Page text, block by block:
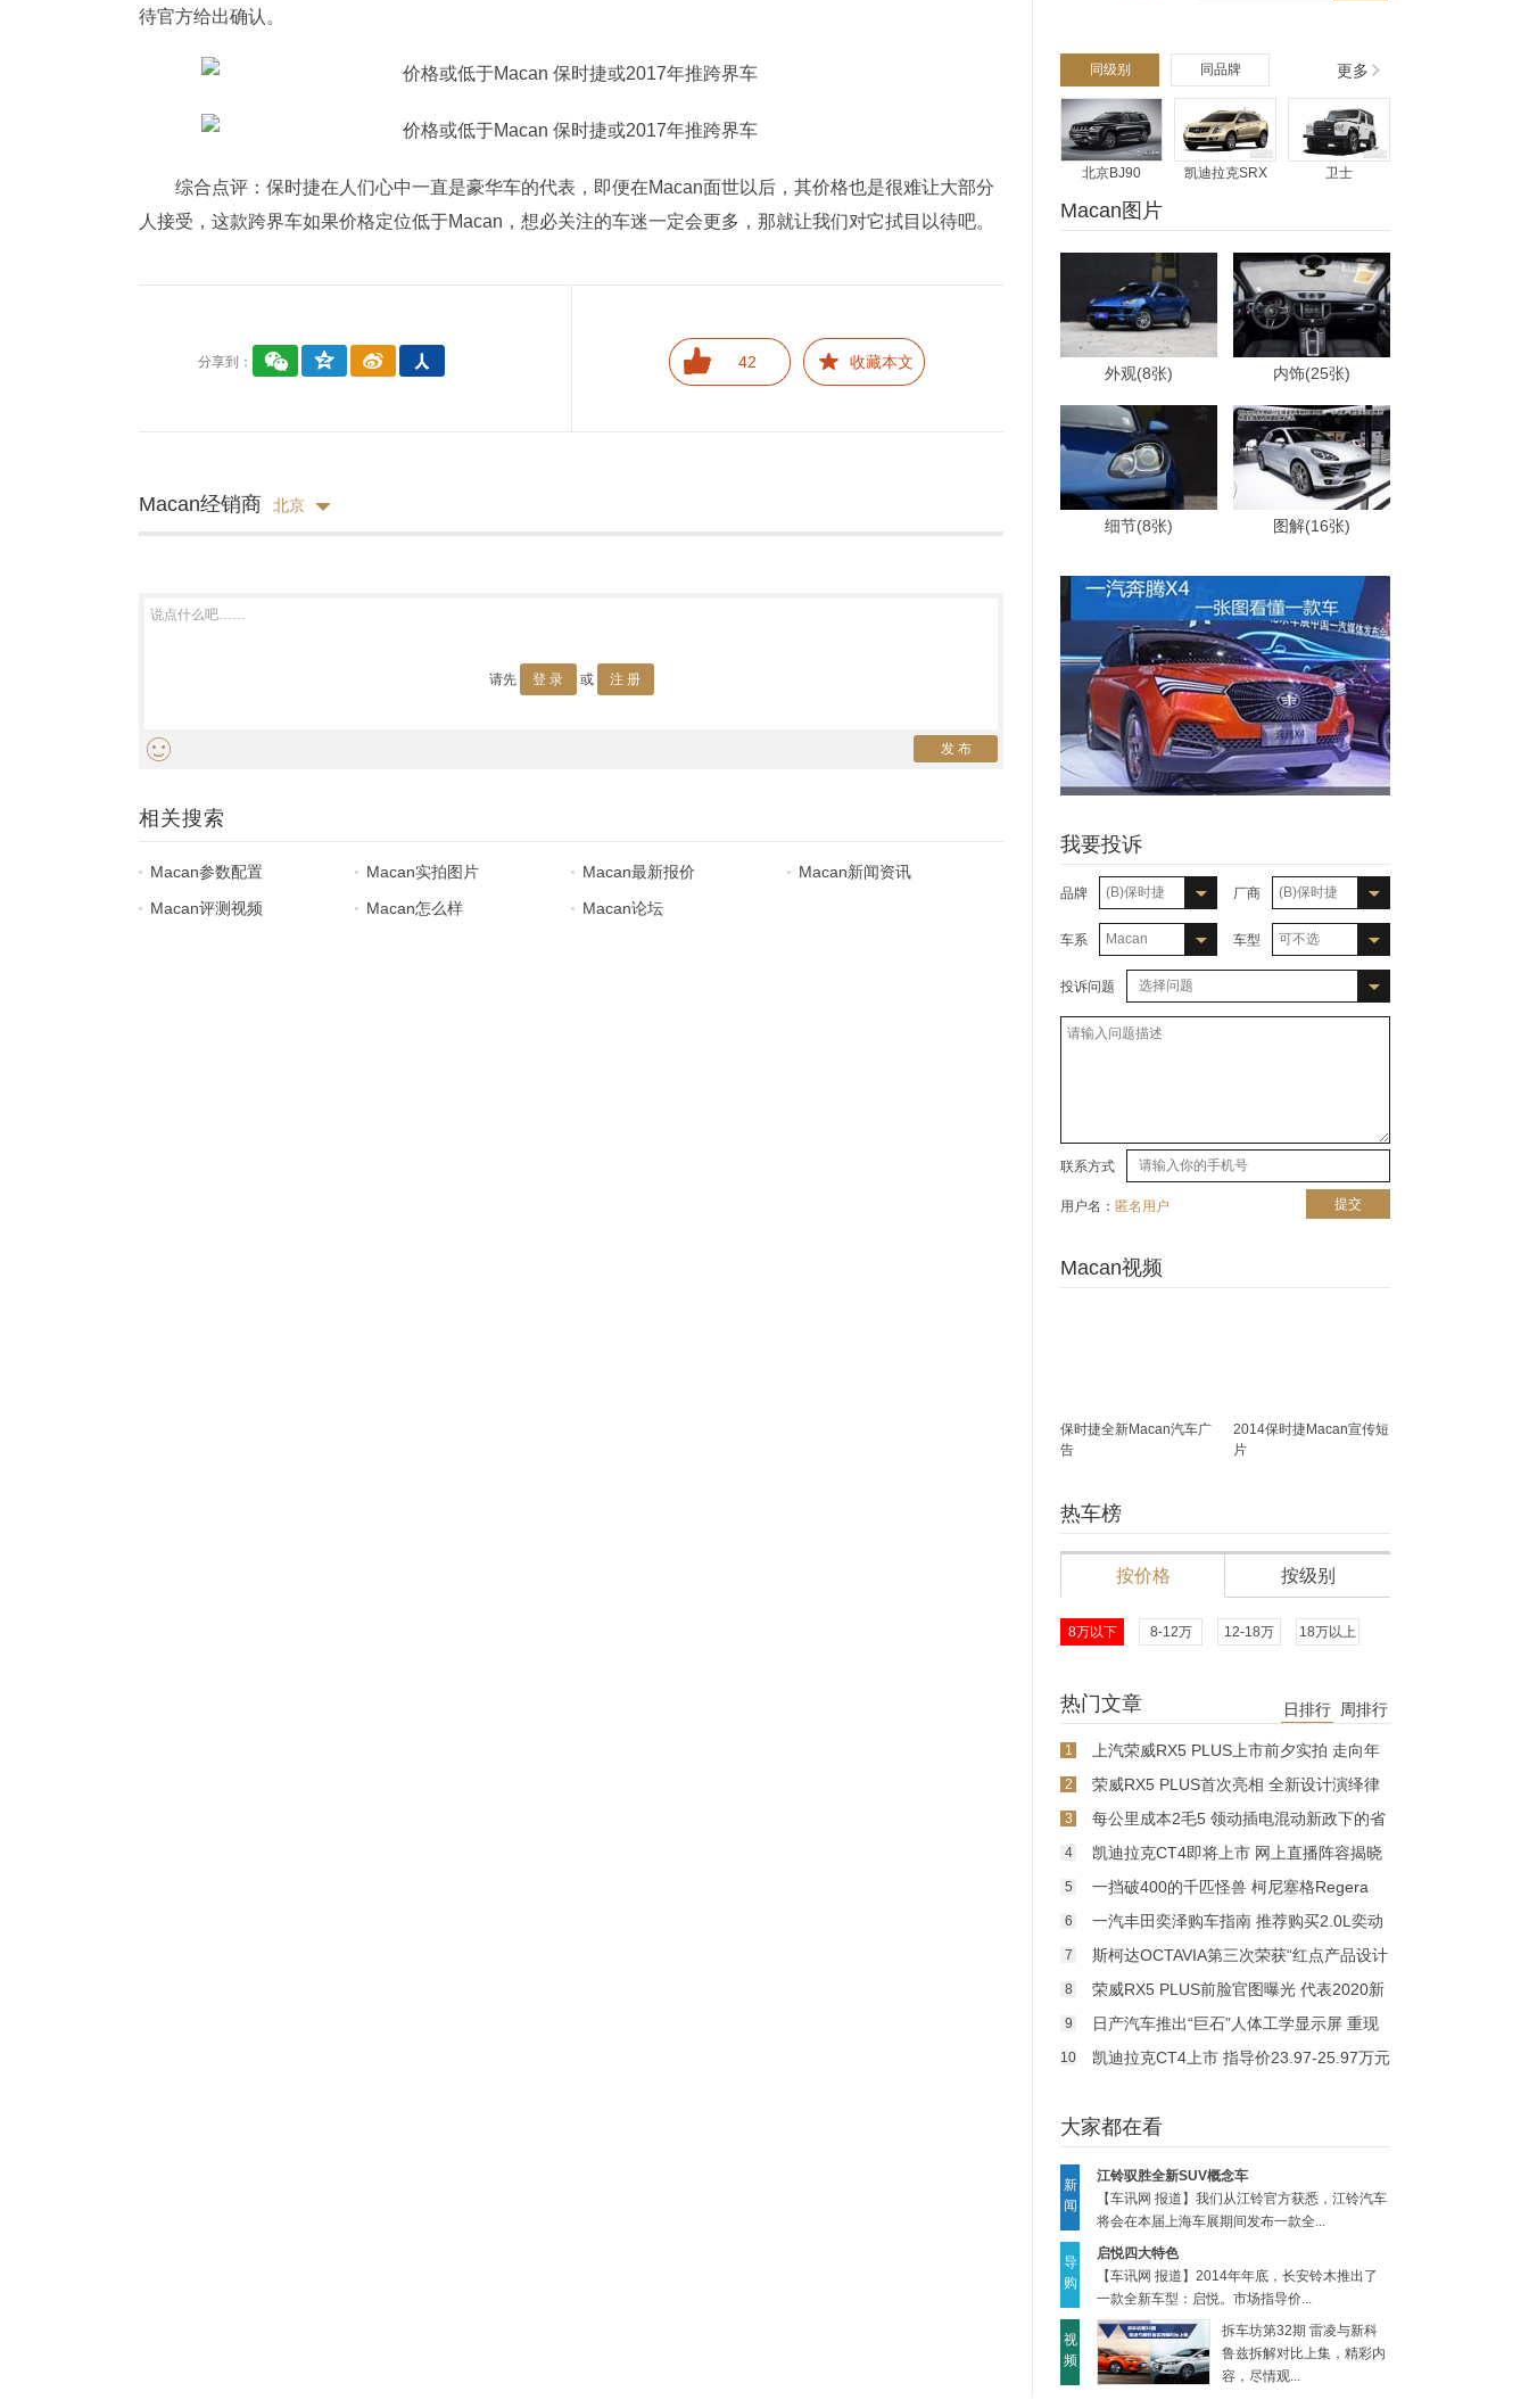
待官方给出确认。
综合点评 ：保时捷在人们心中一直是豪华车的代表，即便在Macan面世以后，其价格也是很难让大部分
人接受，这款跨界车如果价格定位低于Macan，想必关注的车迷一定会更多，那就让我们对它拭目以待吧。
分享到： 42 收藏本文
Macan经销商 北京
请先 登 录 或 注 册
发 布
相关搜索
Macan参数配置 Macan实拍图片 Macan最新报价
Macan新闻资讯
Macan评测视频
Macan怎么样 Macan论坛
同级别 同品牌 更多
北京BJ90 凯迪拉克SRX 卫士
Macan图片
外观(8张) 内饰(25张)
细节(8张) 图解(16张)
我要投诉
品牌 (B)保时捷 厂商 (B)保时捷
车系 Macan 车型 可不选
投诉问题 选择问题
联系方式
用户名： 匿名用户 提交
Macan视频
保时捷全新Macan汽车广
告
2014保时捷Macan宣传短
片
热车榜
按价格 按级别
8万以下 8-12万 12-18万 18万以上
热门文章 日排行 周排行
1
上汽荣威RX5 PLUS上市前夕实拍 走向年
轻化
2
荣威RX5 PLUS首次亮相 全新设计演绎律
动美学
3
每公里成本2毛5 领动插电混动新政下的省
钱之道
4 凯迪拉克CT4即将上市 网上直播阵容揭晓
5 一挡破400的千匹怪兽 柯尼塞格Regera
6
一汽丰田奕泽购车指南 推荐购买2.0L奕动
版
7
斯柯达OCTAVIA第三次荣获“红点产品设计
大奖”
8
荣威RX5 PLUS前脸官图曝光 代表2020新
国潮
9
日产汽车推出“巨石”人体工学显示屏 重现
科幻经典
10 凯迪拉克CT4上市 指导价23.97-25.97万元
大家都在看
新
闻
江铃驭胜全新SUV概念车
【车讯网 报道】我们从江铃官方获悉，江铃汽车
将会在本届上海车展期间发布一款全...
导
购
启悦四大特色
【车讯网 报道】2014年年底，长安铃木推出了
一款全新车型：启悦。市场指导价...
视
频
拆车坊第32期 雷凌与新科
鲁兹拆解对比上集，精彩内
容，尽情观...